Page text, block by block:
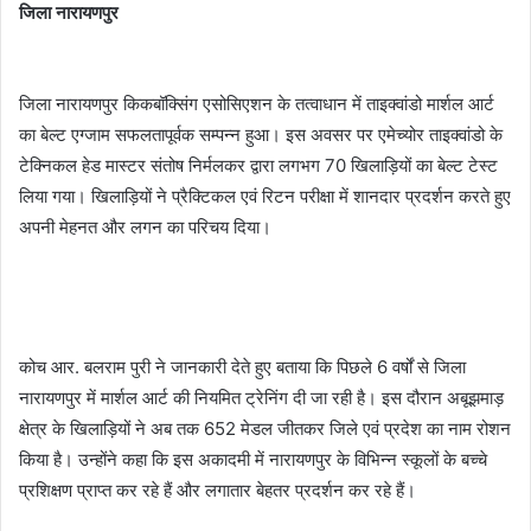
जिला नारायणपुर
जिला नारायणपुर किकबॉक्सिंग एसोसिएशन के तत्वाधान में ताइक्वांडो मार्शल आर्ट
का बेल्ट एग्जाम सफलतापूर्वक सम्पन्न हुआ। इस अवसर पर एमेच्योर ताइक्वांडो के
टेक्निकल हेड मास्टर संतोष निर्मलकर द्वारा लगभग 70 खिलाड़ियों का बेल्ट टेस्ट
लिया गया। खिलाड़ियों ने प्रैक्टिकल एवं रिटन परीक्षा में शानदार प्रदर्शन करते हुए
अपनी मेहनत और लगन का परिचय दिया।
कोच आर. बलराम पुरी ने जानकारी देते हुए बताया कि पिछले 6 वर्षों से जिला
नारायणपुर में मार्शल आर्ट की नियमित ट्रेनिंग दी जा रही है। इस दौरान अबूझमाड़
क्षेत्र के खिलाड़ियों ने अब तक 652 मेडल जीतकर जिले एवं प्रदेश का नाम रोशन
किया है। उन्होंने कहा कि इस अकादमी में नारायणपुर के विभिन्न स्कूलों के बच्चे
प्रशिक्षण प्राप्त कर रहे हैं और लगातार बेहतर प्रदर्शन कर रहे हैं।